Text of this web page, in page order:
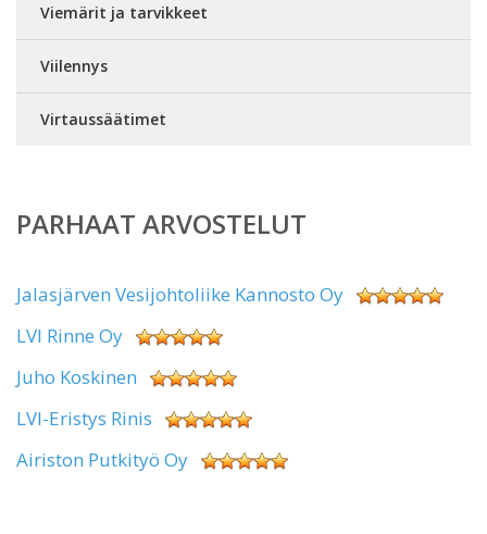
Viemärit ja tarvikkeet
Viilennys
Virtaussäätimet
PARHAAT ARVOSTELUT
Jalasjärven Vesijohtoliike Kannosto Oy
LVI Rinne Oy
Juho Koskinen
LVI-Eristys Rinis
Airiston Putkityö Oy